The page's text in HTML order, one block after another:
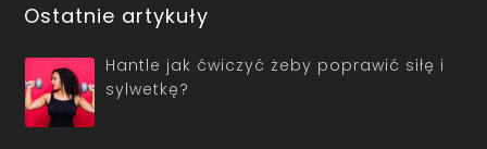
Ostatnie artykuły
Hantle jak ćwiczyć żeby poprawić siłę i
sylwetkę?